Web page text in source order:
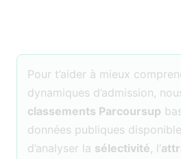
Pour t’aider à mieux
dynamiques d’admission,
classements Parcoursup
données publiques
d’analyser la sélectivité, l’